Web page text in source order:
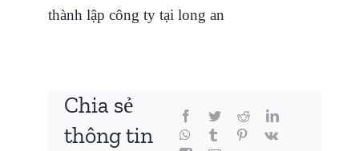
thành lập công ty tại long an
Chia sẻ
thông tin